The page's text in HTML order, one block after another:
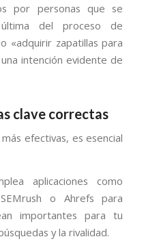
por personas que se
del proceso de
«adquirir zapatillas para
intención evidente de
clave correctas
efectivas, es esencial
aplicaciones como
o Ahrefs para
importantes para tu
y la rivalidad.